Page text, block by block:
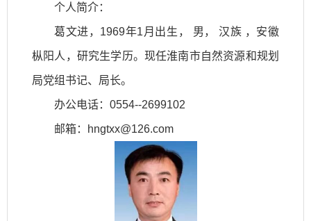
个人简介：
葛文进，1969年1月出生， 男， 汉族 ，安徽
枞阳人，研究生学历。现任淮南市自然资源和规划
局党组书记、局长。
办公电话：0554--2699102
邮箱：hngtxx@126.com